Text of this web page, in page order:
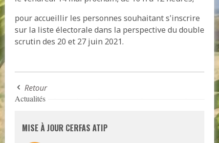
pour accueillir les personnes souhaitant s'inscrire
sur la liste électorale dans la perspective du double
scrutin des 20 et 27 juin 2021.
Retour
Actualités
MISE À JOUR CERFAS ATIP